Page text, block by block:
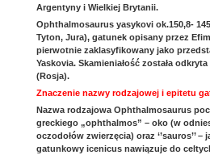
Argentyny i Wielkiej Brytanii.
Ophthalmosaurus yasykovi ok.150,8-
Tyton, Jura), gatunek opisany przez
pierwotnie zaklasyfikowany jako
Yaskovia. Skamieniałość została
(Rosja).
Znaczenie nazwy rodzajowej i epitetu
Nazwa rodzajowa Ophthalmosaurus
greckiego „ophthalmos” – oko (w
oczodołów zwierzęcia) oraz ‘’sauros’’ –
gatunkowy icenicus nawiązuje do